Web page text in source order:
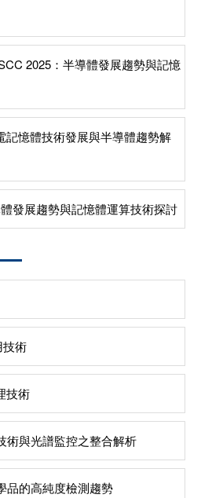
2025：半導體發展趨勢與記憶
記憶體技術發展與半導體趨勢解
發展趨勢與記憶體運算技術探討
技術
技術
術與光譜監控之整合解析
品的高純度檢測趨勢